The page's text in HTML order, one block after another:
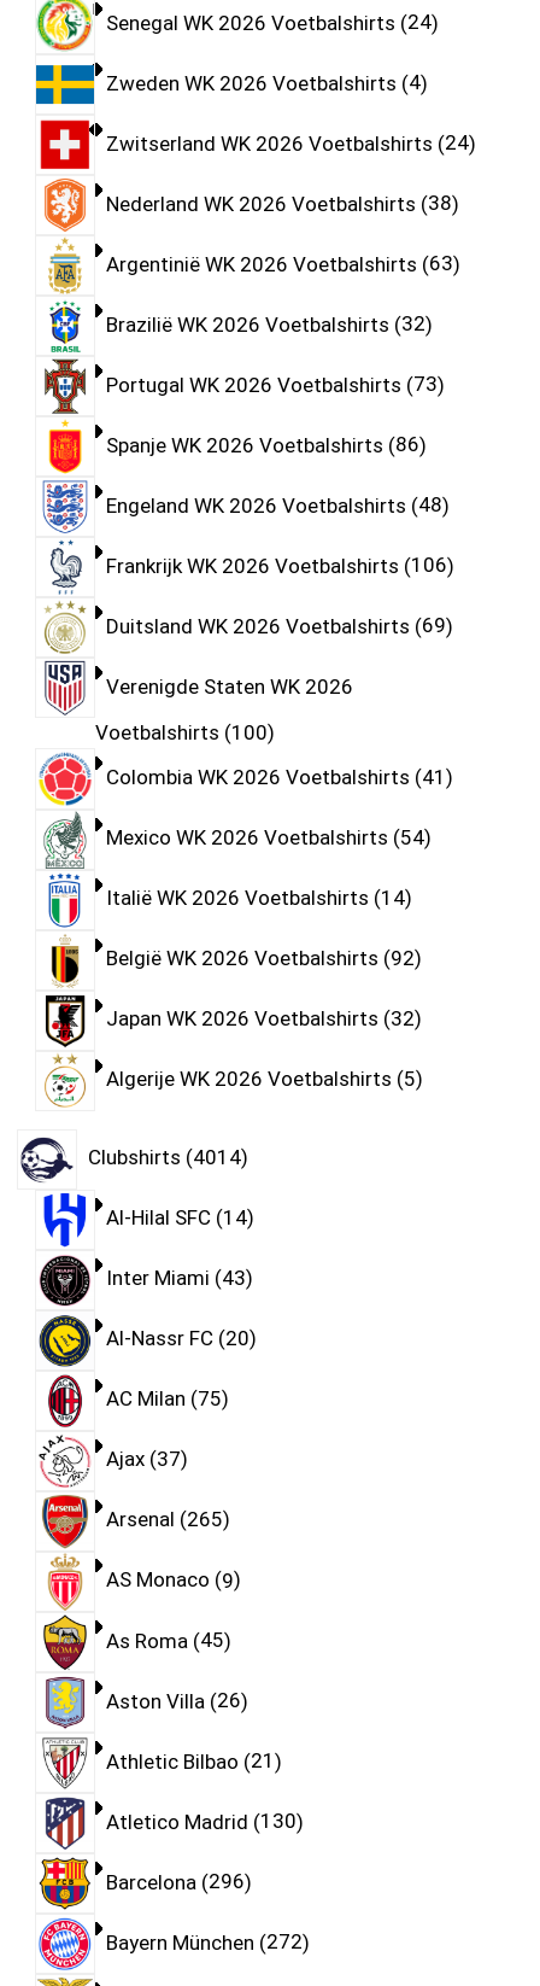
Senegal WK 2026 Voetbalshirts 24
Zweden WK 2026 Voetbalshirts 4
Zwitserland WK 2026 Voetbalshirts 24
Nederland WK 2026 Voetbalshirts 38
Argentinië WK 2026 Voetbalshirts 63
Brazilië WK 2026 Voetbalshirts 32
Portugal WK 2026 Voetbalshirts 73
Spanje WK 2026 Voetbalshirts 86
Engeland WK 2026 Voetbalshirts 48
Frankrijk WK 2026 Voetbalshirts 106
Duitsland WK 2026 Voetbalshirts 69
Verenigde Staten WK 2026
Voetbalshirts 100
Colombia WK 2026 Voetbalshirts 41
Mexico WK 2026 Voetbalshirts 54
Italië WK 2026 Voetbalshirts 14
België WK 2026 Voetbalshirts 92
Japan WK 2026 Voetbalshirts 32
Algerije WK 2026 Voetbalshirts 5
Clubshirts 4014
Al-Hilal SFC 14
Inter Miami 43
Al-Nassr FC 20
AC Milan 75
Ajax 37
Arsenal 265
AS Monaco 9
As Roma 45
Aston Villa 26
Athletic Bilbao 21
Atletico Madrid 130
Barcelona 296
Bayern München 272